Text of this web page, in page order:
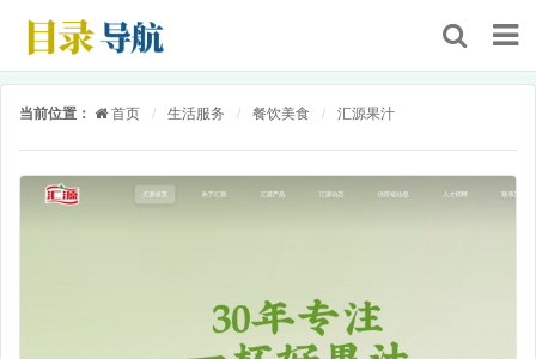
当前位置： 首页 / 生活服务 / 餐饮美食 / 汇源果汁